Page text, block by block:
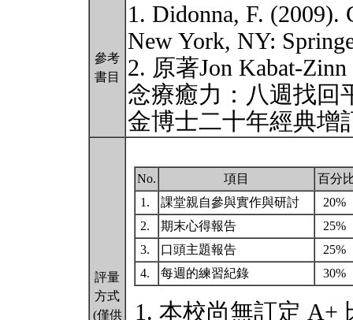
參考
書目
1. Didonna, F. (2009).
New York, NY:
2. 原著Jon Kabat-
念療癒力：八週找回
金博士二十年經典增
評量
方式
(僅供
No. 項目
百分
1.
課堂親自參與實作與研討
20%
2.
期末心得報告
25%
3.
口頭主題報告
25%
4.
每週的練習紀錄 30%
本校尚無訂定 A+